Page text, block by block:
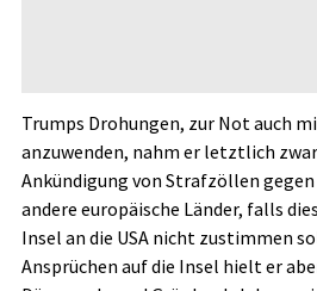
Trumps Drohungen, zur Not auch
anzuwenden, nahm er letztlich
Ankündigung von Strafzöllen
andere europäische Länder, falls
Insel an die USA nicht zustimmen
Ansprüchen auf die Insel hielt er